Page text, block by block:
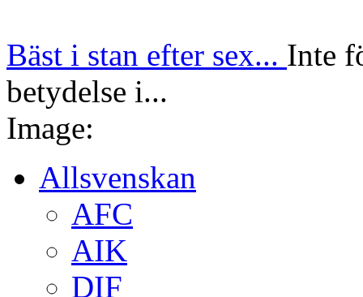
Bäst i stan efter sex... Inte
betydelse i...
Image:
Allsvenskan
AFC
AIK
DIF